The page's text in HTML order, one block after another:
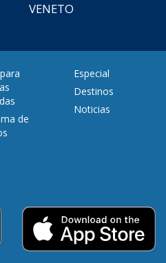
VENETO
de
Especial
Destinos
Noticias